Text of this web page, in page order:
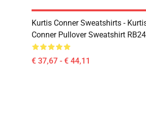
Kurtis Conner Sweatshirts -
Conner Pullover Sweatshirt
€ 37,67 - € 44,11